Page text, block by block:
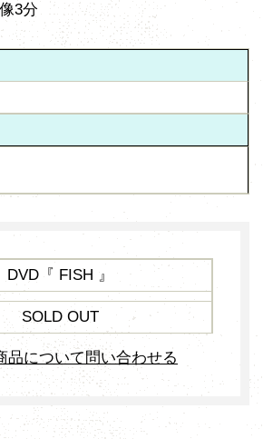
3分
DVD『 FISH 』
SOLD OUT
品について問い合わせる